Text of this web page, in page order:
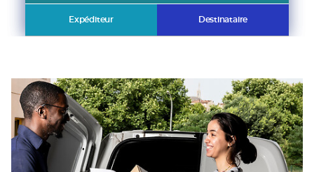
Expéditeur Destinataire